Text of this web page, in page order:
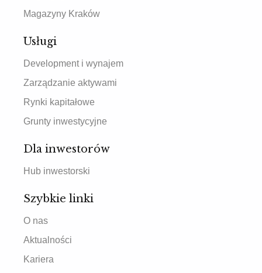
Magazyny Kraków
Usługi
Development i wynajem
Zarządzanie aktywami
Rynki kapitałowe
Grunty inwestycyjne
Dla inwestorów
Hub inwestorski
Szybkie linki
O nas
Aktualności
Kariera